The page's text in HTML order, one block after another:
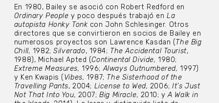
En 1980, Bailey se asoció con Robert Redford en
Ordinary People y poco después trabajó en La
autopista Honky Tonk con John Schlesinger. Otros
directores que se convirtieron en socios de Bailey en
numerosos proyectos son Lawrence Kasdan (The Big
Chill, 1982;Silverado, 1984; The Accidental Tourist,
1988), Michael Apted (Continental Divide, 1980;
Extreme Measures, 1996;Always Outnumbered, 1997)
y Ken Kwapis ( Vibes, 1987; The Sisterhood of the
Travelling Pants, 2004; License to Wed, 2006;It’s Just
Not That Into You, 2007;Big Miracle, 2010; yA Walk in